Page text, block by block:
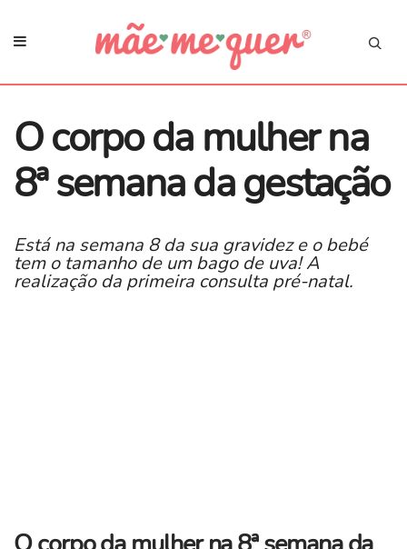
O corpo da mulher na
8ª semana da gestação
Está na semana 8 da sua gravidez e o bebé
tem o tamanho de um bago de uva! A
realização da primeira consulta pré-natal.